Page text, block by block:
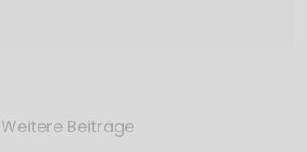
Weitere Beiträge